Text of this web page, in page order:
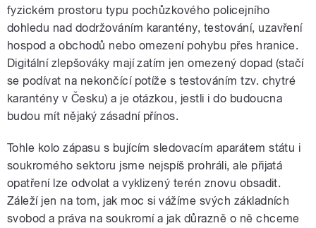
fyzickém prostoru typu pochůzkového policejního
dohledu nad dodržováním karantény, testování, uzavření
hospod a obchodů nebo omezení pohybu přes hranice.
Digitální zlepšováky mají zatím jen omezený dopad (stačí
se podívat na nekončící potíže s testováním tzv. chytré
karantény v Česku) a je otázkou, jestli i do budoucna
budou mít nějaký zásadní přínos.
Tohle kolo zápasu s bujícím sledovacím aparátem státu i
soukromého sektoru jsme nejspíš prohráli, ale přijatá
opatření lze odvolat a vyklizený terén znovu obsadit.
Záleží jen na tom, jak moc si vážíme svých základních
svobod a práva na soukromí a jak důrazně o ně chceme